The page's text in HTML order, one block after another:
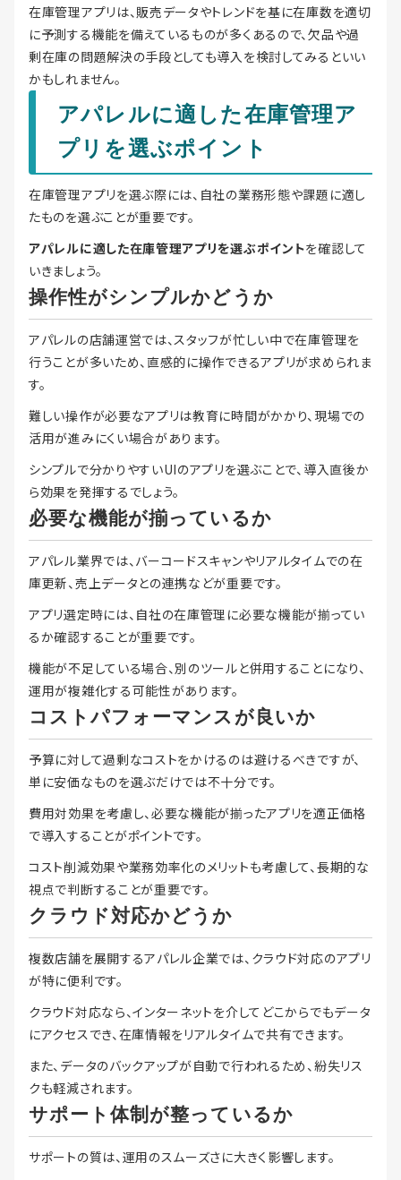
在庫管理アプリは、販売データやトレンドを基に在庫数を適切
に予測する機能を備えているものが多くあるので、欠品や過
剰在庫の問題解決の手段としても導入を検討してみるといい
かもしれません。
アパレルに適した在庫管理ア
プリを選ぶポイント
在庫管理アプリを選ぶ際には、自社の業務形態や課題に適し
たものを選ぶことが重要です。
アパレルに適した在庫管理アプリを選ぶポイントを確認して
いきましょう。
操作性がシンプルかどうか
アパレルの店舗運営では、スタッフが忙しい中で在庫管理を
行うことが多いため、直感的に操作できるアプリが求められま
す。
難しい操作が必要なアプリは教育に時間がかかり、現場での
活用が進みにくい場合があります。
シンプルで分かりやすいUIのアプリを選ぶことで、導入直後か
ら効果を発揮するでしょう。
必要な機能が揃っているか
アパレル業界では、バーコードスキャンやリアルタイムでの在
庫更新、売上データとの連携などが重要です。
アプリ選定時には、自社の在庫管理に必要な機能が揃ってい
るか確認することが重要です。
機能が不足している場合、別のツールと併用することになり、
運用が複雑化する可能性があります。
コストパフォーマンスが良いか
予算に対して過剰なコストをかけるのは避けるべきですが、
単に安価なものを選ぶだけでは不十分です。
費用対効果を考慮し、必要な機能が揃ったアプリを適正価格
で導入することがポイントです。
コスト削減効果や業務効率化のメリットも考慮して、長期的な
視点で判断することが重要です。
クラウド対応かどうか
複数店舗を展開するアパレル企業では、クラウド対応のアプリ
が特に便利です。
クラウド対応なら、インターネットを介してどこからでもデータ
にアクセスでき、在庫情報をリアルタイムで共有できます。
また、データのバックアップが自動で行われるため、紛失リス
クも軽減されます。
サポート体制が整っているか
サポートの質は、運用のスムーズさに大きく影響します。